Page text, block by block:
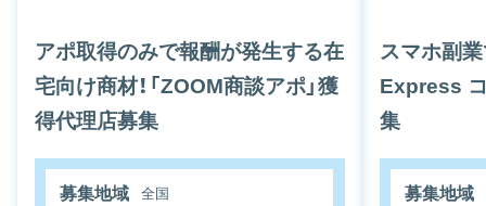
アポ取得のみで報酬が発生する在
宅向け商材！「ZOOM商談アポ」獲
得代理店募集
募集地域 全国
スマホ副
Express
集
募集地域